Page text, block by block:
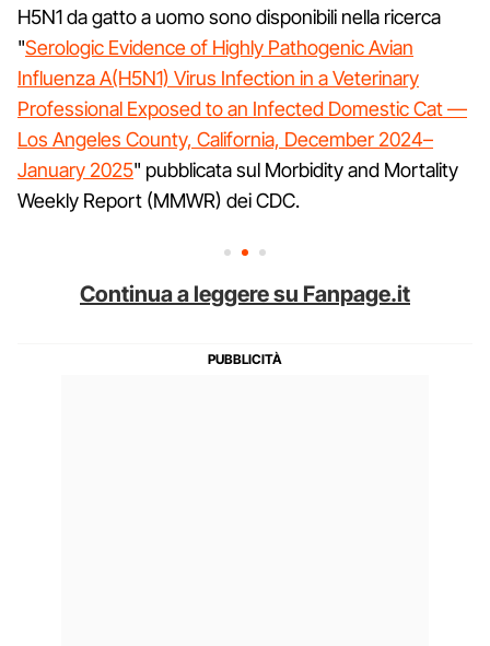
H5N1 da gatto a uomo sono disponibili nella ricerca
"Serologic Evidence of Highly Pathogenic Avian
Influenza A(H5N1) Virus Infection in a Veterinary
Professional Exposed to an Infected Domestic Cat —
Los Angeles County, California, December 2024–
January 2025" pubblicata sul Morbidity and Mortality
Weekly Report (MMWR) dei CDC.
Continua a leggere su Fanpage.it